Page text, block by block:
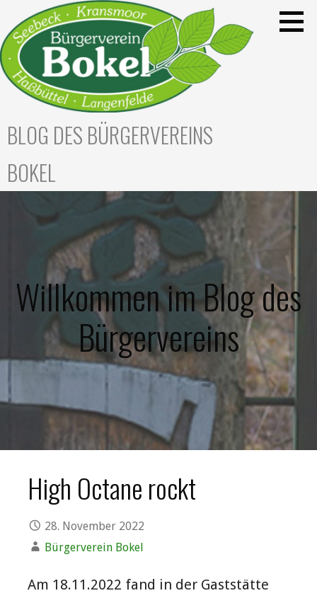
Inhalt
springen
BLOG DES BÜRGERVEREINS
BOKEL
Willkommen im Blog des
Bürgervereins
High Octane rockt
28. November 2022
Bürgerverein Bokel
Am 18.11.2022 fand in der Gaststätte